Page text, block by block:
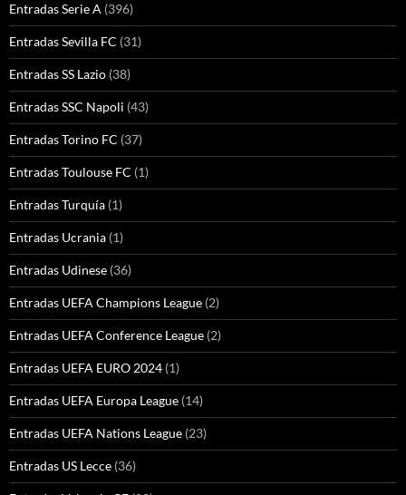
Entradas Serie A (396)
Entradas Sevilla FC (31)
Entradas SS Lazio (38)
Entradas SSC Napoli (43)
Entradas Torino FC (37)
Entradas Toulouse FC (1)
Entradas Turquía (1)
Entradas Ucrania (1)
Entradas Udinese (36)
Entradas UEFA Champions League (2)
Entradas UEFA Conference League (2)
Entradas UEFA EURO 2024 (1)
Entradas UEFA Europa League (14)
Entradas UEFA Nations League (23)
Entradas US Lecce (36)